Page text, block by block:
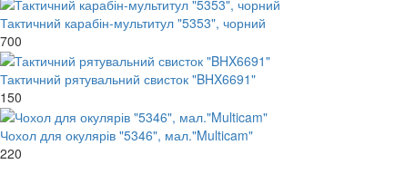
Тактичний карабін-мультитул "5353", чорний
700
Тактичний рятувальний свисток "BHX6691"
150
Чохол для окулярів "5346", мал."Multicam"
220